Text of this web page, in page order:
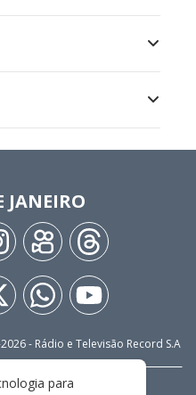
JANEIRO
2026- Rádio e Televisão Record S.A
para